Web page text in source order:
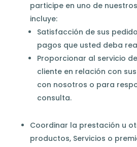
participe en uno de
incluye:
Satisfacción de sus
pagos que usted deba
Proporcionar al servicio
cliente en relación con
con nosotros o para
consulta.
Coordinar la prestación u
productos, Servicios o